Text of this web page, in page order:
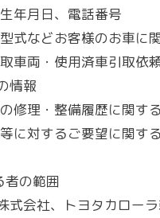
年月日、電話番号
式などお客様のお車に
車両・使用済車引取依
情報
修理・整備履歴に関す
に対するご要望に関す
者の範囲
式会社、トヨタカロー